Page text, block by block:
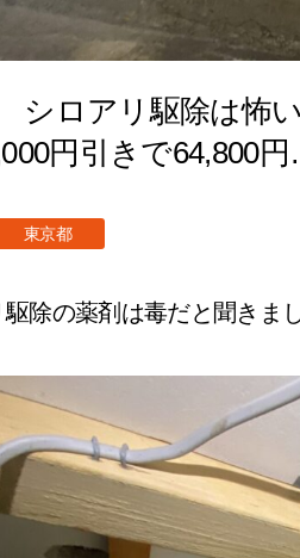
シロアリ駆除は
円引きで64,800
東京都
駆除の薬剤は毒だと聞きまし